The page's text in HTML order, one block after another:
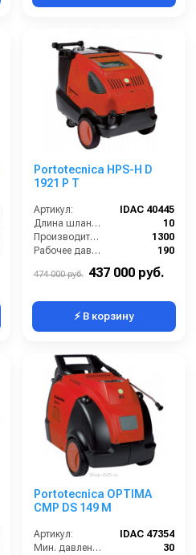
Portotecnica HPS-H D
1921 P T
Артикул:
IDAC 40445
Длина шланга ВД (м):
10
Производительность (л/ч):
1300
Рабочее давление (бар):
190
474 000 руб. 437 000 руб.
⚡ В корзину
Portotecnica OPTIMA
CMP DS 149 M
Артикул:
IDAC 47354
Мин. давление (бар):
30